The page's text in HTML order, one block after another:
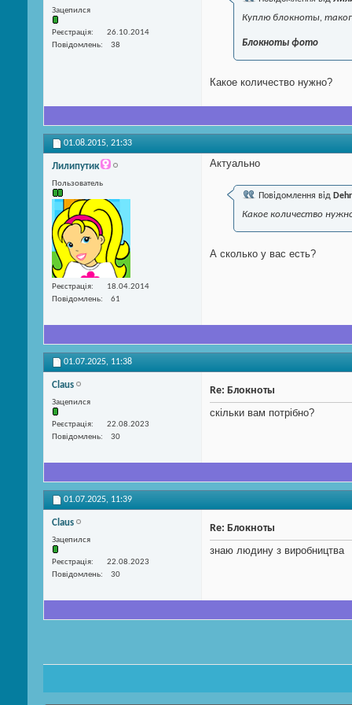
Зацепился
Реєстрація
26.10.2014
Повідомлень
38
Куплю блокноты,
Блокноты фото
Какое количество нужно?
01.08.2015, 21:33
Лилипутик
Пользователь
Реєстрація
18.04.2014
Повідомлень
61
Актуально
Повідомлення від
Какое количество
А сколько у вас есть?
01.07.2025, 11:38
Claus
Зацепился
Реєстрація
22.08.2023
Повідомлень
30
Re: Блокноты
скільки вам потрібно?
01.07.2025, 11:39
Claus
Зацепился
Реєстрація
22.08.2023
Повідомлень
30
Re: Блокноты
знаю людину з виробництва